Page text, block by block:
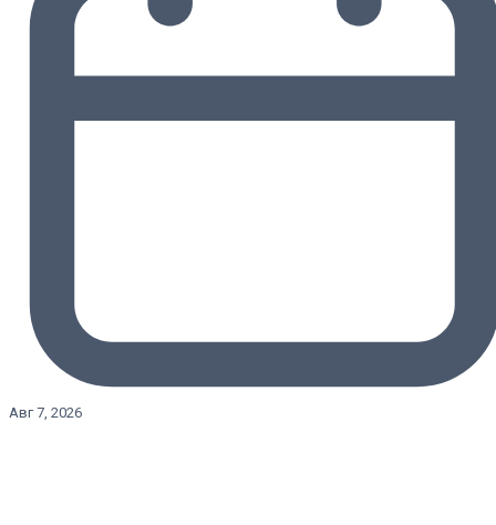
Авг 7, 2026